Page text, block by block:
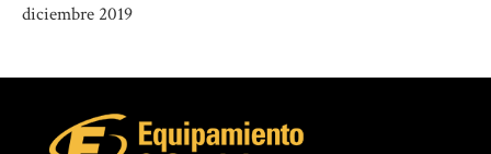
diciembre 2019